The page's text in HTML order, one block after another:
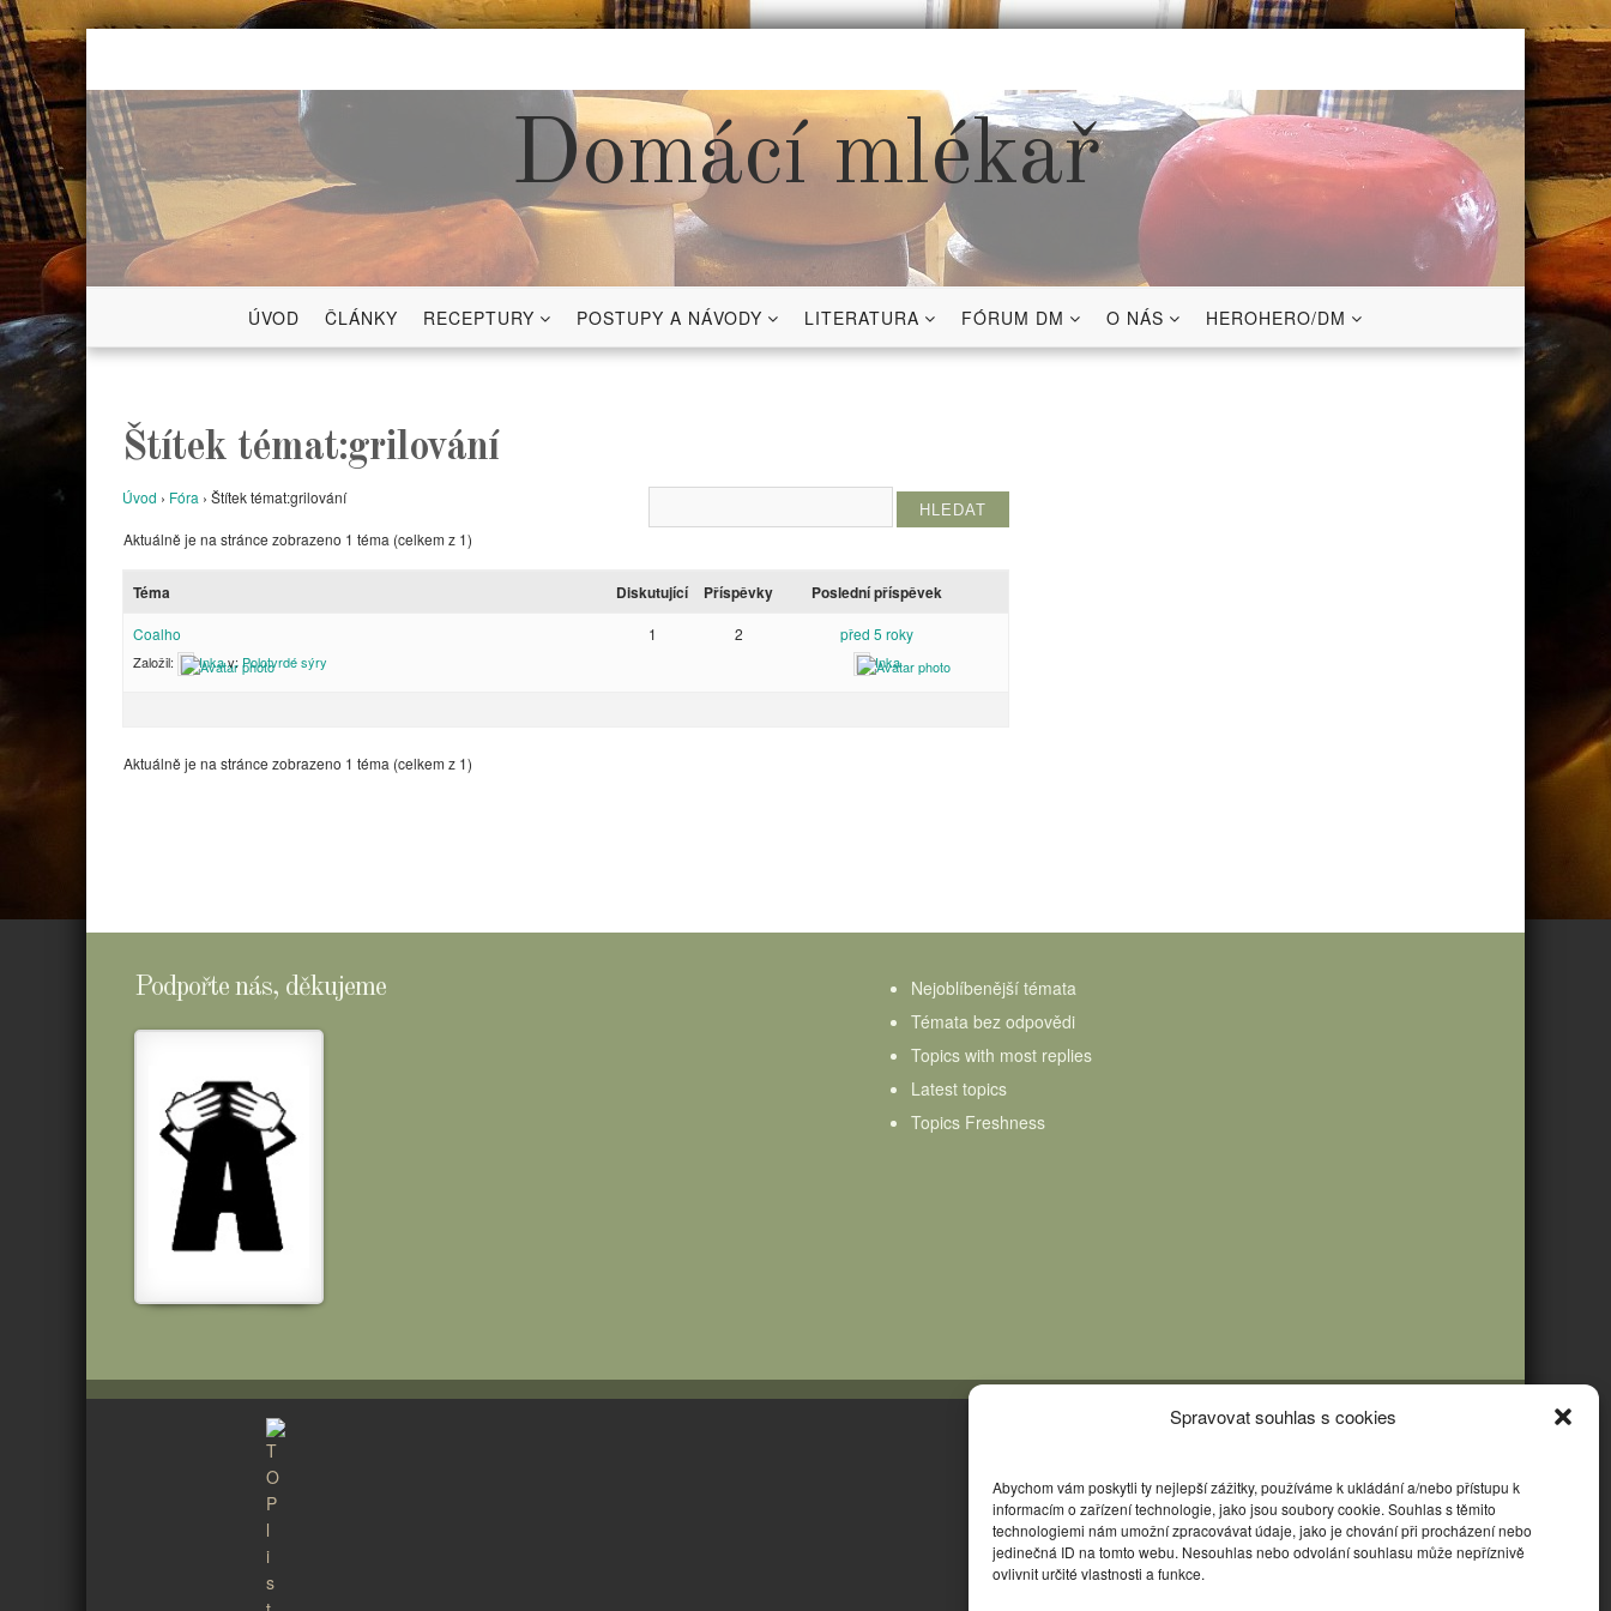
Spravovat souhlas s cookies
Abychom vám poskytli ty nejlepší zážitky, používáme k ukládání a/nebo přístupu k
informacím o zařízení technologie, jako jsou soubory cookie. Souhlas s těmito
technologiemi nám umožní zpracovávat údaje, jako je chování při procházení nebo
jedinečná ID na tomto webu. Nesouhlas nebo odvolání souhlasu může nepříznivě
ovlivnit určité vlastnosti a funkce.
Skip
content
Domácí mlékař
ÚVOD ČLÁNKY RECEPTURY POSTUPY A NÁVODY LITERATURA FÓRUM DM O NÁS HEROHERO/DM
Štítek témat:grilování
Úvod › Fóra › Štítek témat:grilování
Aktuálně je na stránce zobrazeno 1 téma (celkem z 1)
Téma Diskutující Příspěvky Poslední příspěvek
Coalho
Založil: Inkav:Polotvrdé sýry
1 2 před 5 roky
Inka
Aktuálně je na stránce zobrazeno 1 téma (celkem z 1)
Podpořte nás, děkujeme
Nejoblíbenější témata
Témata bez odpovědi
Topics with most replies
Latest topics
Topics Freshness